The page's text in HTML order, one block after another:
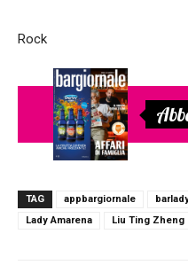
Rock
TAG appbargiornale
Lady Amarena
Liu Ting Zheng